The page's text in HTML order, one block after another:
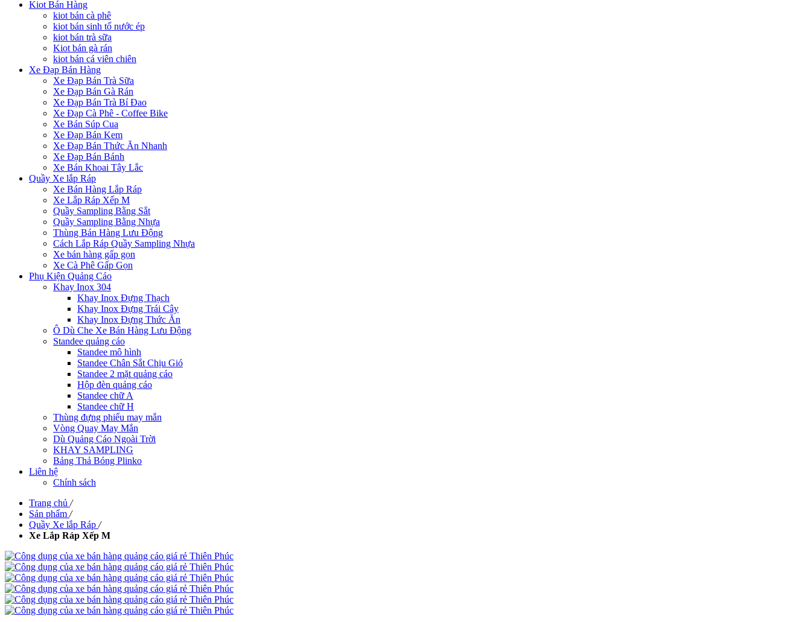
Kiot Bán Hàng
kiot bán cà phê
kiot bán sinh tố nước ép
kiot bán trà sữa
Kiot bán gà rán
kiot bán cá viên chiên
Xe Đạp Bán Hàng
Xe Đạp Bán Trà Sữa
Xe Đạp Bán Gà Rán
Xe Đạp Bán Trà Bí Đao
Xe Đạp Cà Phê - Coffee Bike
Xe Bán Súp Cua
Xe Đạp Bán Kem
Xe Đạp Bán Thức Ăn Nhanh
Xe Đạp Bán Bánh
Xe Bán Khoai Tây Lắc
Quầy Xe lắp Ráp
Xe Bán Hàng Lắp Ráp
Xe Lắp Ráp Xếp M
Quầy Sampling Bằng Sắt
Quầy Sampling Bằng Nhựa
Thùng Bán Hàng Lưu Động
Cách Lắp Ráp Quầy Sampling Nhựa
Xe bán hàng gấp gọn
Xe Cà Phê Gấp Gọn
Phụ Kiện Quảng Cáo
Khay Inox 304
Khay Inox Đựng Thạch
Khay Inox Đựng Trái Cây
Khay Inox Đựng Thức Ăn
Ô Dù Che Xe Bán Hàng Lưu Động
Standee quảng cáo
Standee mô hình
Standee Chân Sắt Chịu Gió
Standee 2 mặt quảng cáo
Hộp đèn quảng cáo
Standee chữ A
Standee chữ H
Thùng đựng phiếu may mắn
Vòng Quay May Mắn
Dù Quảng Cáo Ngoài Trời
KHAY SAMPLING
Bảng Thả Bóng Plinko
Liên hệ
Chính sách
Trang chủ /
Sản phẩm /
Quầy Xe lắp Ráp /
Xe Lắp Ráp Xếp M